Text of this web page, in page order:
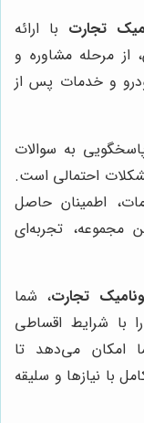
تجارت با ارائه
از مرحله مشاوره و
و خدمات پس از
به سوالات
احتمالی است.
اطمینان حاصل
مجموعه، تجربه‌ای
تجارت، شما
می‌توانید انواع مدل‌های پژو 207 را با شرایط اقساطی
امکان می‌دهد تا
با نیازها و سلیقه